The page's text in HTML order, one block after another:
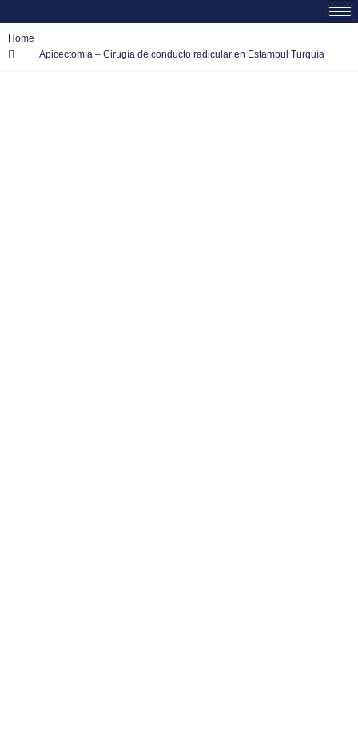
Home
Apicectomía – Cirugía de conducto radicular en Estambul Turquía